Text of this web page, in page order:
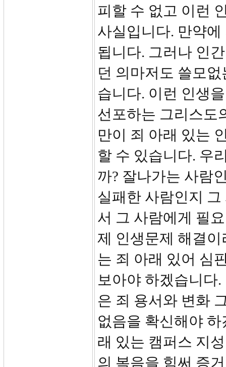
피할 수 없고 이런
사실입니다. 만약
됩니다. 그러나 인
던 의마저도 쓸모
습니다. 이런 인생
선포하는 그리스도
만이 죄 아래 있는
할 수 있습니다. 우
까? 잘나가는 사람
실패한 사람인지
서 그 사람에게 필
제 인생문제 해결
는 죄 아래 있어 심
보아야 하겠습니다
은 죄 용서와 변화
없음을 확신해야
래 있는 캠퍼스 지
의 복음을 힘써 증